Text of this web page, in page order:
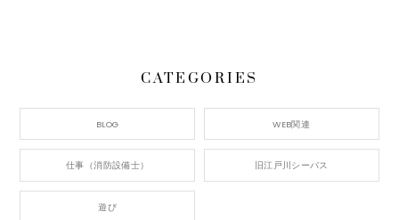
CATEGORIES
BLOG WEB関連
仕事（消防設備士） 旧江戸川シーバス
遊び